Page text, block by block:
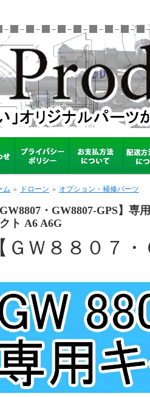
ム ＞ ドローン ＞ オプション・補修パーツ
GW8807・GW8807-GPS】
ト A6 A6G
【ＧＷ８８０７